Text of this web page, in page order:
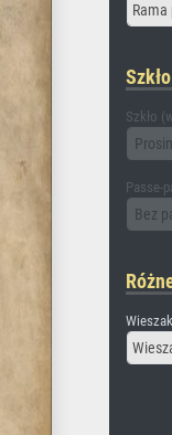
Rama
Szkło
Passe-
Bez